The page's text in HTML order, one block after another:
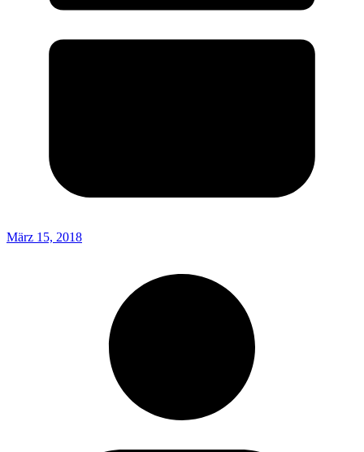
März 15, 2018